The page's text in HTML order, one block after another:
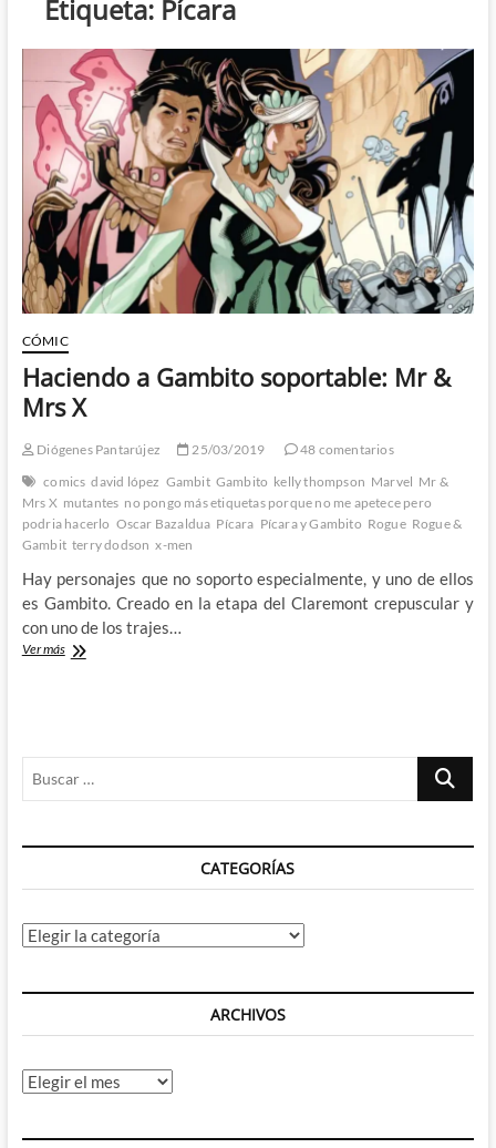
Etiqueta: Pícara
CÓMIC
Haciendo a Gambito soportable: Mr &
Mrs X
Diógenes Pantarújez 25/03/2019
48 comentarios
comics david lópez Gambit Gambito kelly thompson Marvel Mr &
Mrs X mutantes no pongo más etiquetas porque no me apetece pero
podria hacerlo Oscar Bazaldua Pícara Pícara y Gambito Rogue Rogue &
Gambit terry dodson x-men
Hay personajes que no soporto especialmente, y uno de ellos
es Gambito. Creado en la etapa del Claremont crepuscular y
con uno de los trajes…
Ver másHaciendo
X
Buscar
CATEGORÍAS
Categorías
ARCHIVOS
Archivos